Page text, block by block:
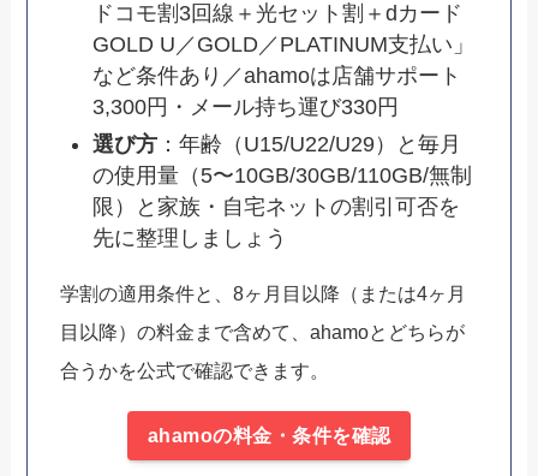
ドコモ割3回線＋光セット割＋dカード
GOLD U／GOLD／PLATINUM支払い」
など条件あり／ahamoは店舗サポート
3,300円・メール持ち運び330円
選び方 ：年齢（U15/U22/U29）と毎月
の使用量（5〜10GB/30GB/110GB/無制
限）と家族・自宅ネットの割引可否を
先に整理しましょう
学割の適用条件と、8ヶ月目以降（または4ヶ月
目以降）の料金まで含めて、ahamoとどちらが
合うかを公式で確認できます。
ahamoの料金・条件を確認